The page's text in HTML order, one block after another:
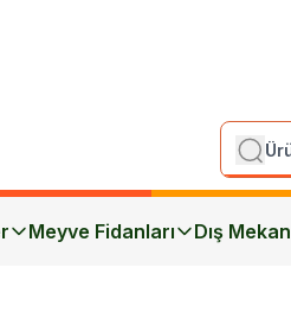
Meyve Fidanları Dış Mekan